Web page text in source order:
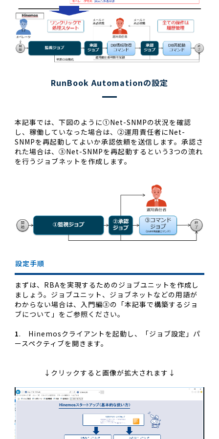
RunBook Automationの設定
本記事では、下図のように①Net-SNMPの状況を確認
し、稼働していなった場合は、②運用責任者にNet-
SNMPを再起動してよいか承認依頼を送信します。承認さ
れた場合は、③Net-SNMPを再起動するという3つの流れ
を行うジョブネットを作成します。
設定手順
まずは、RBAを実現するためのジョブユニットを作成し
ましょう。ジョブユニット、ジョブネットなどの用語が
わからない場合は、入門編③の「本記事で構築するジョ
ブについて」をご参照ください。
1. Hinemosクライアントを起動し、「ジョブ設定」パ
ースペクティブを開きます。
↓クリックすると画像が拡大されます↓